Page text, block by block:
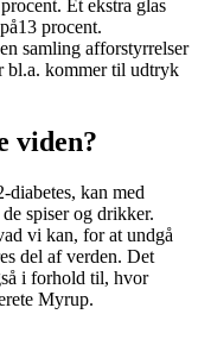
Et ekstra glas
procent.
samling afforstyrrelser
bl.a. kommer til udtryk
viden?
diabetes, kan med
spiser og drikker.
vi kan, for at undgå
del af verden. Det
i forhold til, hvor
Myrup.